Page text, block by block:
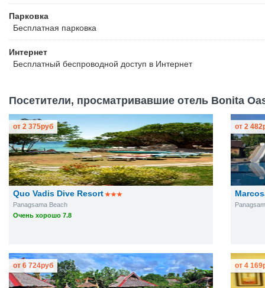
Парковка
Бесплатная парковка
Интернет
Бесплатный беспроводной доступ в Интернет
Посетители, просматривавшие отель Bonita
Quo Vadis Dive Resort
Panagsama Beach
Очень хорошо 7.8
от 2 375руб от 2 482
от 6 724руб от 4 169